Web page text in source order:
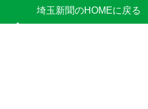
埼玉新聞のHOMEに戻る